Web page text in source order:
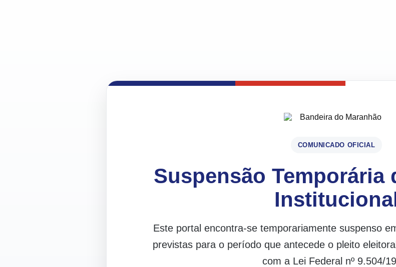
COMUNICADO OFICIAL
Suspensão Temporária
Este portal encontra-se temporariamente suspenso
previstas para o período que antecede o pleito
com a Lei Federal nº 9.504/